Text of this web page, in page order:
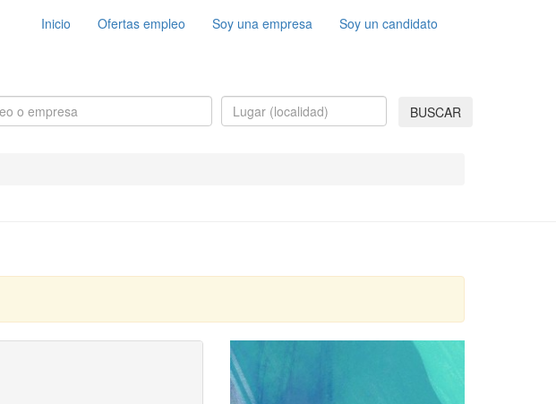
Inicio Ofertas empleo Soy una empresa Soy un candidato
BUSCAR